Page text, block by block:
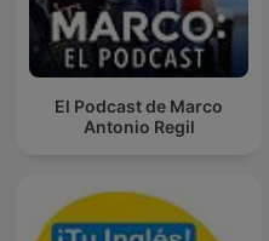
El Podcast de Marco
Antonio Regil